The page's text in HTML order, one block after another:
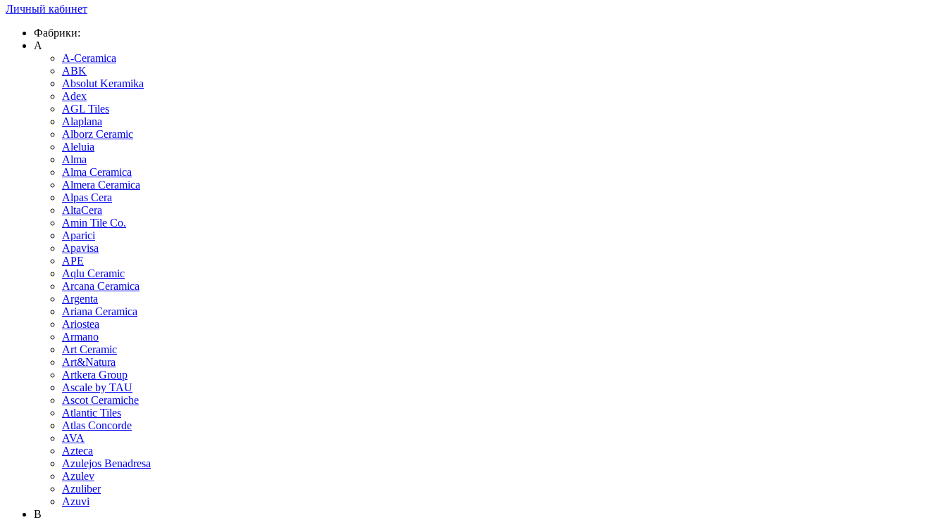
Личный кабинет
Фабрики:
A
A-Ceramica
ABK
Absolut Keramika
Adex
AGL Tiles
Alaplana
Alborz Ceramic
Aleluia
Alma
Alma Ceramica
Almera Ceramica
Alpas Cera
AltaCera
Amin Tile Co.
Aparici
Apavisa
APE
Aqlu Ceramic
Arcana Ceramica
Argenta
Ariana Ceramica
Ariostea
Armano
Art Ceramic
Art&Natura
Artkera Group
Ascale by TAU
Ascot Ceramiche
Atlantic Tiles
Atlas Concorde
AVA
Azteca
Azulejos Benadresa
Azulev
Azuliber
Azuvi
B